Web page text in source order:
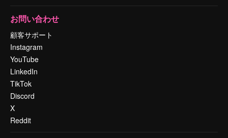
お問い合わせ
顧客サポート
Instagram
YouTube
LinkedIn
TikTok
Discord
X
Reddit